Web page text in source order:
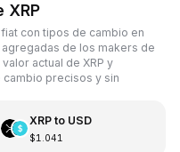
XRP
con tipos de cambio en
de los makers de
actual de XRP y
precisos y sin
XRPto USD
$1.041